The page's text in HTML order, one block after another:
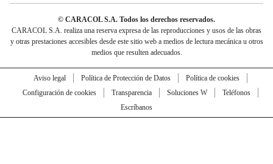
© CARACOL S.A. Todos los derechos reservados.
CARACOL S.A. realiza una reserva expresa de las reproducciones y usos de las obras
y otras prestaciones accesibles desde este sitio web a medios de lectura mecánica u otros
medios que resulten adecuados.
Aviso legal Política de Protección de Datos
Política de cookies
Configuración de cookies
Transparencia Soluciones W
Teléfonos
Escríbanos